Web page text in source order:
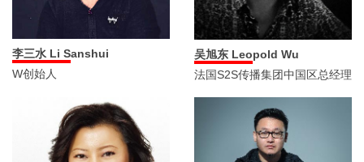
李三水 Li Sanshui
W创始人
吴旭东 Leopold Wu
法国S2S传播集团中国区总经理